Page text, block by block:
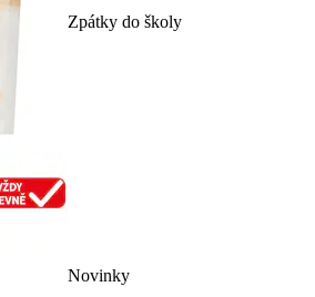
Zpátky do školy
Novinky